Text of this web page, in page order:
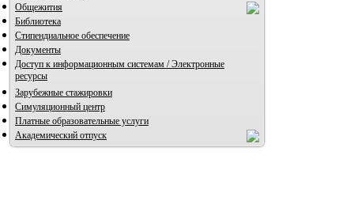
Общежития
Библиотека
Стипендиальное обеспечение
Документы
Доступ к информационным системам / Электронные
ресурсы
Зарубежные стажировки
Симуляционный центр
Платные образовательные услуги
Академический отпуск